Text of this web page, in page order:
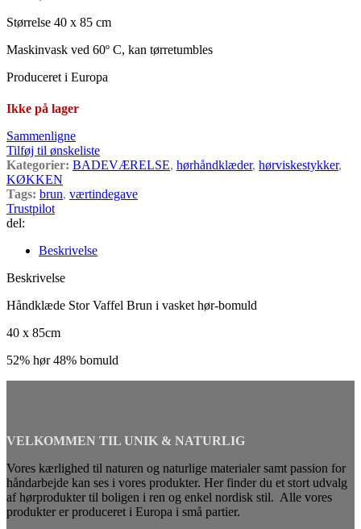
Størrelse 40 x 85 cm
Maskinvask ved 60º C, kan tørretumbles
Produceret i Europa
Ikke på lager
Sammenligne
Tilføj til ønskeliste
Kategorier: BADEVÆRELSE, hørhåndklæder, hørviskestykker,
KØKKEN
Tags: brun, værtindegave
Trustpilot
del:
Beskrivelse
Beskrivelse
Håndklæde Stor Vaffel Brun i vasket hør-bomuld
40 x 85cm
52% hør 48% bomuld
VELKOMMEN TIL UNIK & NATURLIG
Vores kærlighed til naturen og naturlige materialer samt passion for
håndarbejde kan ses i vores produkter. Her finder du et stort udvalg
af hørprodukter til boligen i ren og enkel nordisk stil. Alle vores
produkter er produceret i Europa i små partier.